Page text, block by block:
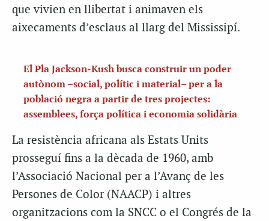
que vivien en llibertat i animaven els
aixecaments d’esclaus al llarg del Mississipí.
El Pla Jackson-Kush busca construir un poder
autònom –social, polític i material– per a la
població negra a partir de tres projectes:
assemblees, força política i economia solidària
La resistència africana als Estats Units
prosseguí fins a la dècada de 1960, amb
l’Associació Nacional per a l’Avanç de les
Persones de Color (NAACP) i altres
organitzacions com la SNCC o el Congrés de la